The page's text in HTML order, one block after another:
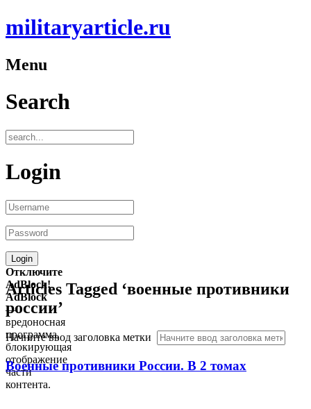
militaryarticle.ru
Menu
Search
Login
Отключите
AdBlock!
AdBlock
—
вредоносная
программа,
блокирующая
отображение
части
контента.
Articles Tagged ‘военные противники
россии’
Начните ввод заголовка метки
Военные противники России. В 2 томах